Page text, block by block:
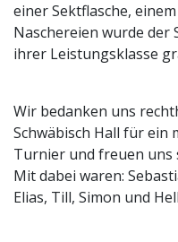
einer Sektflasche,
Naschereien wurde der
ihrer Leistungsklasse
Wir bedanken uns
Schwäbisch Hall für ein
Turnier und freuen uns
Mit dabei waren:
Elias, Till, Simon und